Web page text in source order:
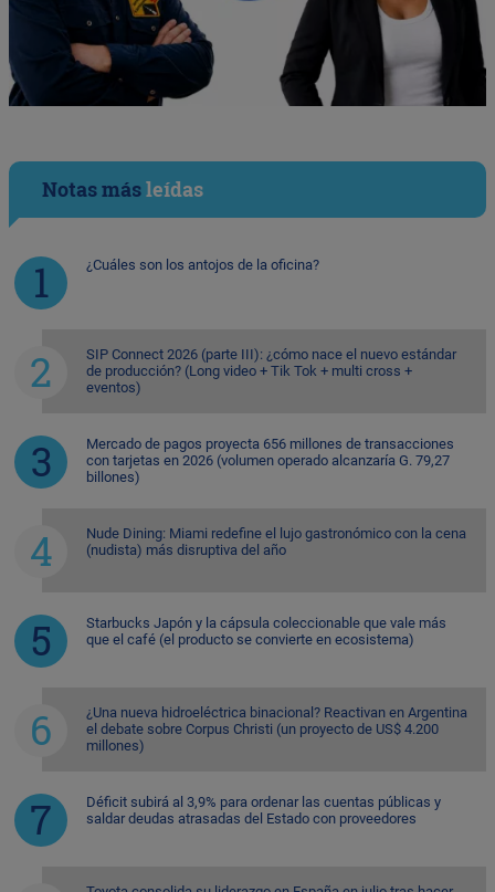
Notas másleídas
¿Cuáles son los antojos de la oficina?
SIP Connect 2026 (parte III): ¿cómo nace el nuevo estándar
de producción? (Long video + Tik Tok + multi cross +
eventos)
Mercado de pagos proyecta 656 millones de transacciones
con tarjetas en 2026 (volumen operado alcanzaría G. 79,27
billones)
Nude Dining: Miami redefine el lujo gastronómico con la cena
(nudista) más disruptiva del año
Starbucks Japón y la cápsula coleccionable que vale más
que el café (el producto se convierte en ecosistema)
¿Una nueva hidroeléctrica binacional? Reactivan en Argentina
el debate sobre Corpus Christi (un proyecto de US$ 4.200
millones)
Déficit subirá al 3,9% para ordenar las cuentas públicas y
saldar deudas atrasadas del Estado con proveedores